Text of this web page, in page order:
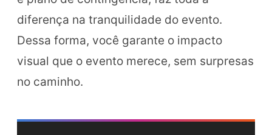
diferença na tranquilidade do evento.
Dessa forma, você garante o impacto
visual que o evento merece, sem surpresas
no caminho.